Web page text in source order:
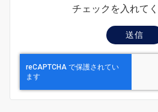
チェックを入れてく